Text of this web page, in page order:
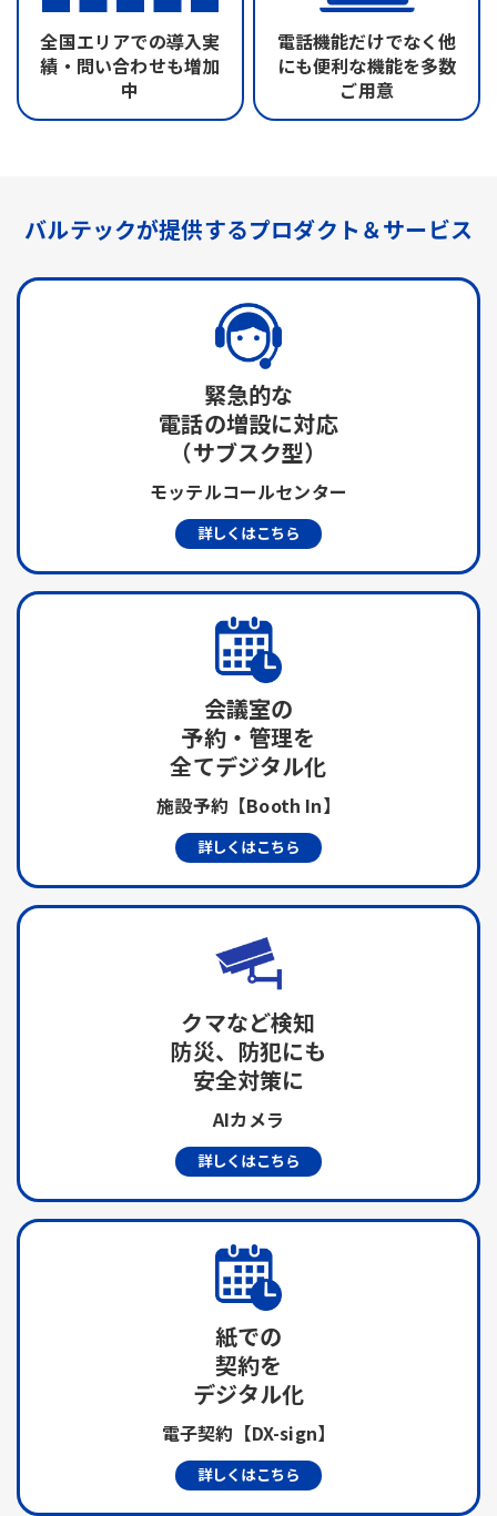
全国エリアでの導入実
績・問い合わせも増加
中
電話機能だけでなく他
にも便利な機能を多数
ご用意
バルテックが提供するプロダクト＆サービス
緊急的な
電話の増設に対応
（サブスク型）
モッテルコールセンター
詳しくはこちら
会議室の
予約・管理を
全てデジタル化
施設予約【Booth In】
詳しくはこちら
クマなど検知
防災、防犯にも
安全対策に
AIカメラ
詳しくはこちら
紙での
契約を
デジタル化
電子契約【DX-sign】
詳しくはこちら